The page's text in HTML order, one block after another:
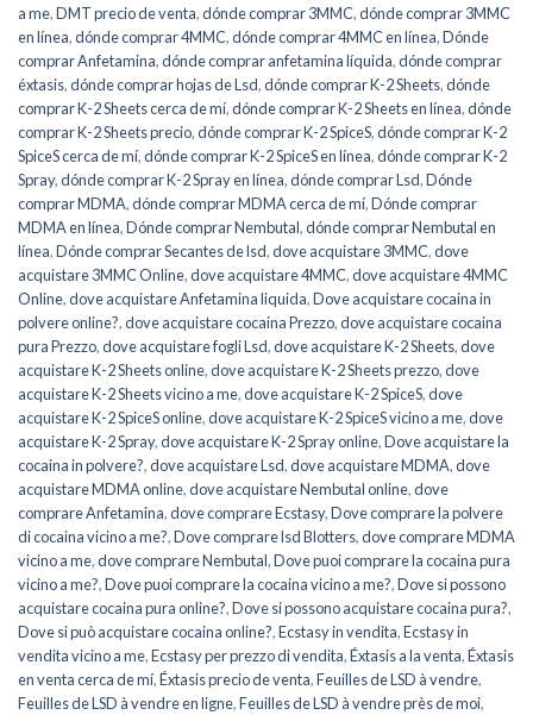
a me,DMT precio de venta,dónde comprar 3MMC,dónde comprar 3MMC
en línea,dónde comprar 4MMC,dónde comprar 4MMC en línea,Dónde
comprar Anfetamina,dónde comprar anfetamina líquida,dónde comprar
éxtasis,dónde comprar hojas de Lsd,dónde comprar K-2 Sheets,dónde
comprar K-2 Sheets cerca de mí,dónde comprar K-2 Sheets en línea,dónde
comprar K-2 Sheets precio,dónde comprar K-2 SpiceS,dónde comprar K-2
SpiceS cerca de mí,dónde comprar K-2 SpiceS en línea,dónde comprar K-2
Spray,dónde comprar K-2 Spray en línea,dónde comprar Lsd,Dónde
comprar MDMA,dónde comprar MDMA cerca de mí,Dónde comprar
MDMA en línea,Dónde comprar Nembutal,dónde comprar Nembutal en
línea,Dónde comprar Secantes de lsd,dove acquistare 3MMC,dove
acquistare 3MMC Online,dove acquistare 4MMC,dove acquistare 4MMC
Online,dove acquistare Anfetamina liquida,Dove acquistare cocaina in
polvere online?,dove acquistare cocaina Prezzo,dove acquistare cocaina
pura Prezzo,dove acquistare fogli Lsd,dove acquistare K-2 Sheets,dove
acquistare K-2 Sheets online,dove acquistare K-2 Sheets prezzo,dove
acquistare K-2 Sheets vicino a me,dove acquistare K-2 SpiceS,dove
acquistare K-2 SpiceS online,dove acquistare K-2 SpiceS vicino a me,dove
acquistare K-2 Spray,dove acquistare K-2 Spray online,Dove acquistare la
cocaina in polvere?,dove acquistare Lsd,dove acquistare MDMA,dove
acquistare MDMA online,dove acquistare Nembutal online,dove
comprare Anfetamina,dove comprare Ecstasy,Dove comprare la polvere
di cocaina vicino a me?,Dove comprare lsd Blotters,dove comprare MDMA
vicino a me,dove comprare Nembutal,Dove puoi comprare la cocaina pura
vicino a me?,Dove puoi comprare la cocaina vicino a me?,Dove si possono
acquistare cocaina pura online?,Dove si possono acquistare cocaina pura?,
Dove si può acquistare cocaina online?,Ecstasy in vendita,Ecstasy in
vendita vicino a me,Ecstasy per prezzo di vendita,Éxtasis a la venta,Éxtasis
en venta cerca de mí,Éxtasis precio de venta,Feuilles de LSD à vendre,
Feuilles de LSD à vendre en ligne,Feuilles de LSD à vendre près de moi,